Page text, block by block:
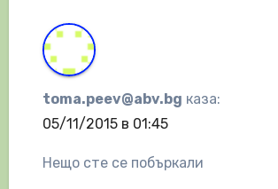
toma.peev@abv.bg каза:
05/11/2015 в 01:45
Нещо сте се побъркали